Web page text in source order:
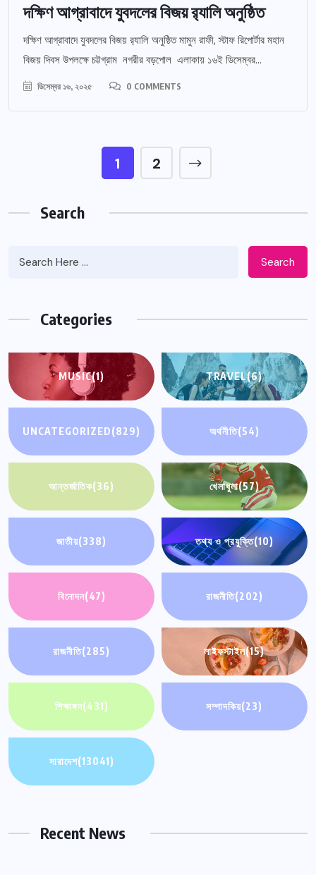
দক্ষিণ আগ্রাবাদে যুবদলের বিজয় র‍্যালি অনুষ্ঠিত
দক্ষিণ আগ্রাবাদে যুবদলের বিজয় র‍্যালি অনুষ্ঠিত মামুন রাফী, স্টাফ রিপোর্টার মহান
বিজয় দিবস উপলক্ষে চট্টগ্রাম নগরীর বড়পোল এলাকায় ১৬ই ডিসেম্বর...
ডিসেম্বর ১৬, ২০২৫ 0 COMMENTS
1 2
Search
Search
Categories
MUSIC(1) TRAVEL(6)
UNCATEGORIZED(829) অর্থনীতি(54)
আন্তর্জাতিক(36) খেলাধুলা(57)
জাতীয়(338) তথ্য ও প্রযুক্তি(10)
বিনোদন(47) রাজনীতি(202)
রাজনীতি(285) লাইফস্টাইল(15)
শিক্ষাঙ্গন(431) সম্পাদকিয়(23)
সারাদেশ(13041)
Recent News